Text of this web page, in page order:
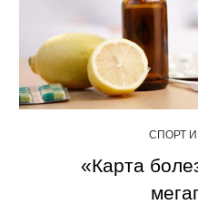
СПОРТ
«Карта